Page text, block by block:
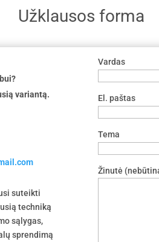
Užklausos forma
variantą.
suteikti
techniką
sąlygas,
sprendimą
Vardas
El. paštas
Tema
Žinutė